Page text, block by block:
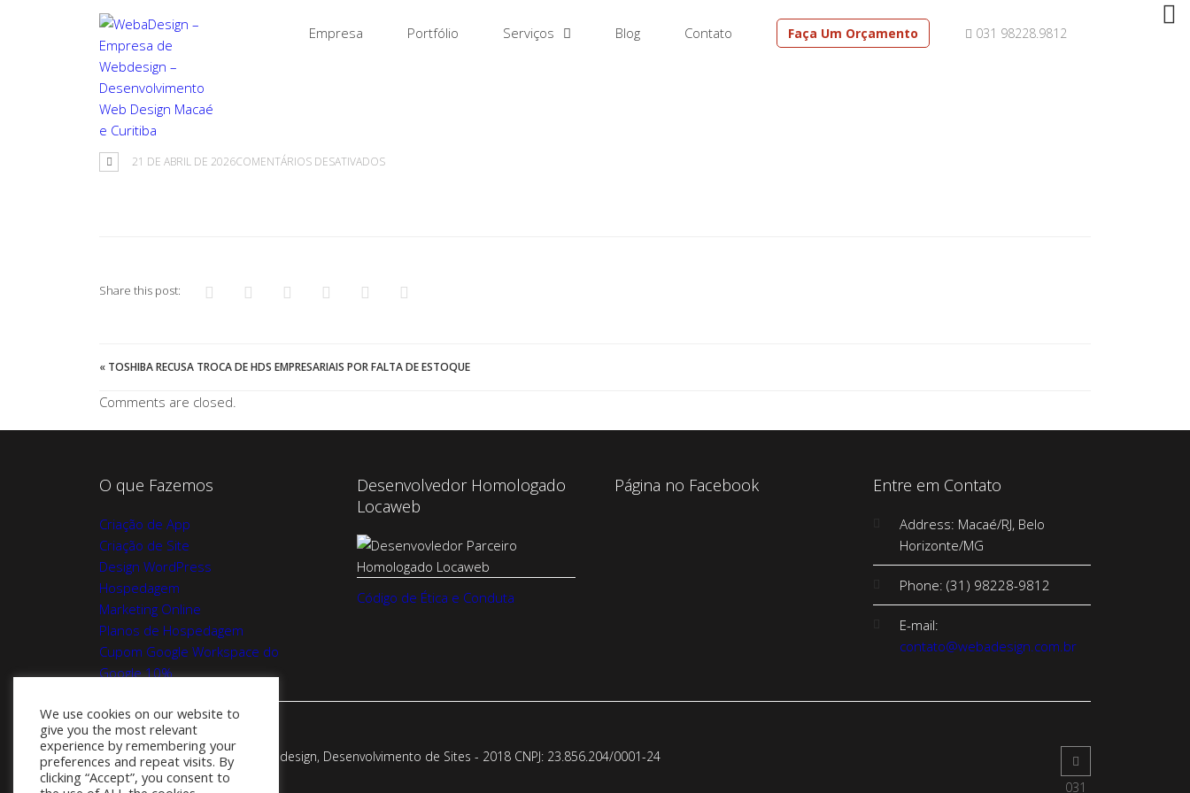
031 98228.9812
Empresa Portfólio Serviços Blog Contato Faça Um Orçamento
21 DE ABRIL DE 2026COMENTÁRIOS DESATIVADOSEM
Share this post:
« TOSHIBA RECUSA TROCA DE HDS EMPRESARIAIS POR FALTA DE ESTOQUE
Comments are closed.
O que Fazemos
Criação de App
Criação de Site
Design WordPress
Hospedagem
Marketing Online
Planos de Hospedagem
Cupom Google Workspace do
Google 10%
Desenvolvedor Homologado
Locaweb
Código de Ética e Conduta
Página no Facebook Entre em Contato
Address: Macaé/RJ, Belo
Horizonte/MG
Phone: (31) 98228-9812
E-mail:
contato@webadesign.com.br
Webadesign - Empresa de Webdesign, Desenvolvimento de Sites - 2018 CNPJ: 23.856.204/0001-­24
031
We use cookies on our website to
give you the most relevant
experience by remembering your
preferences and repeat visits. By
clicking “Accept”, you consent to